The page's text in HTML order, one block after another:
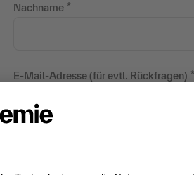
Nachname
E-Mail-Adresse (für evtl. Rückfragen)
Ich willige dazu ein, dass
verwenden, um